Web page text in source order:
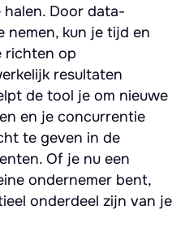
Door data-
nemen, kun je tijd en
richten op
resultaten
de tool je om nieuwe
en je concurrentie
te geven in de
Of je nu een
ondernemer bent,
onderdeel zijn van je